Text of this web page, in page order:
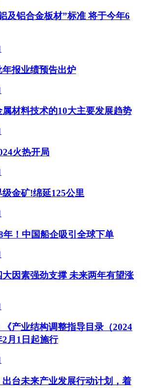
及铝合金板材”标准 将于今年6
报业绩预告出炉
材料技术的10大主要发展趋势
火热开局
金矿!绵延125公里
年！中国船企吸引全球下单
因素强劲支撑 未来两年有望涨
《产业结构调整指导目录（2024
月1日起施行
台未来产业发展行动计划，着